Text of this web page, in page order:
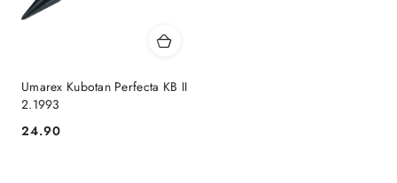
Umarex Kubotan Perfecta KB II
2.1993
Cena:
24.90